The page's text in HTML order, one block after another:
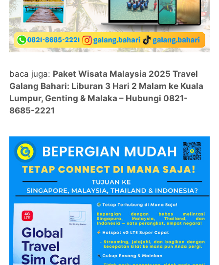
baca juga: Paket Wisata Malaysia 2025 Travel
Galang Bahari: Liburan 3 Hari 2 Malam ke Kuala
Lumpur, Genting & Malaka – Hubungi 0821-
8685-2221